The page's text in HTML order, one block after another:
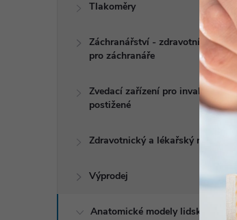
Tlakoměry
Záchranářství - zdravotní potřeby
pro záchranáře
Zvedací zařízení pro invalidy a
postižené
Zdravotnický a lékařský nábytek
Výprodej
Anatomické modely lidského těla